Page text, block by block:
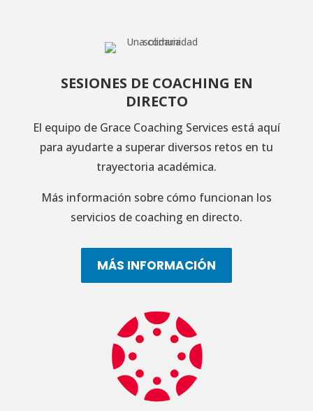
SESIONES DE COACHING EN
DIRECTO
El equipo de Grace Coaching Services está aquí
para ayudarte a superar diversos retos en tu
trayectoria académica.
Más información sobre cómo funcionan los
servicios de coaching en directo.
MÁS INFORMACIÓN